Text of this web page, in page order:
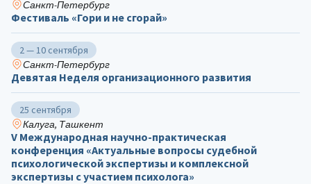
Санкт-Петербург
Фестиваль «Гори и не сгорай»
2 — 10 сентября
Санкт-Петербург
Девятая Неделя организационного развития
25 сентября
Калуга, Ташкент
V Международная научно-практическая
конференция «Актуальные вопросы судебной
психологической экспертизы и комплексной
экспертизы с участием психолога»